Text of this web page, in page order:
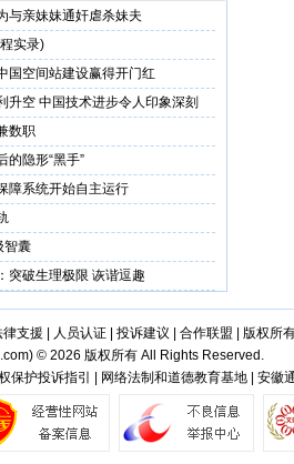
与亲妹妹通奸虐杀妹夫
实录)
国空间站建设赢得开门红
升空 中国技术进步令人印象深刻
数职
的隐形“黑手”
障系统开始自主运行
智囊
突破生理极限 诙谐逗趣
律支援 人员认证| 投诉建议 合作联盟 版权所
) © 2026 版权所有 All Rights Reserved.
保护投诉指引 | 网络法制和道德教育基地 | 安徽